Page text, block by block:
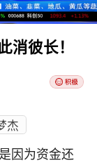
消彼长！
杰
因为资金还